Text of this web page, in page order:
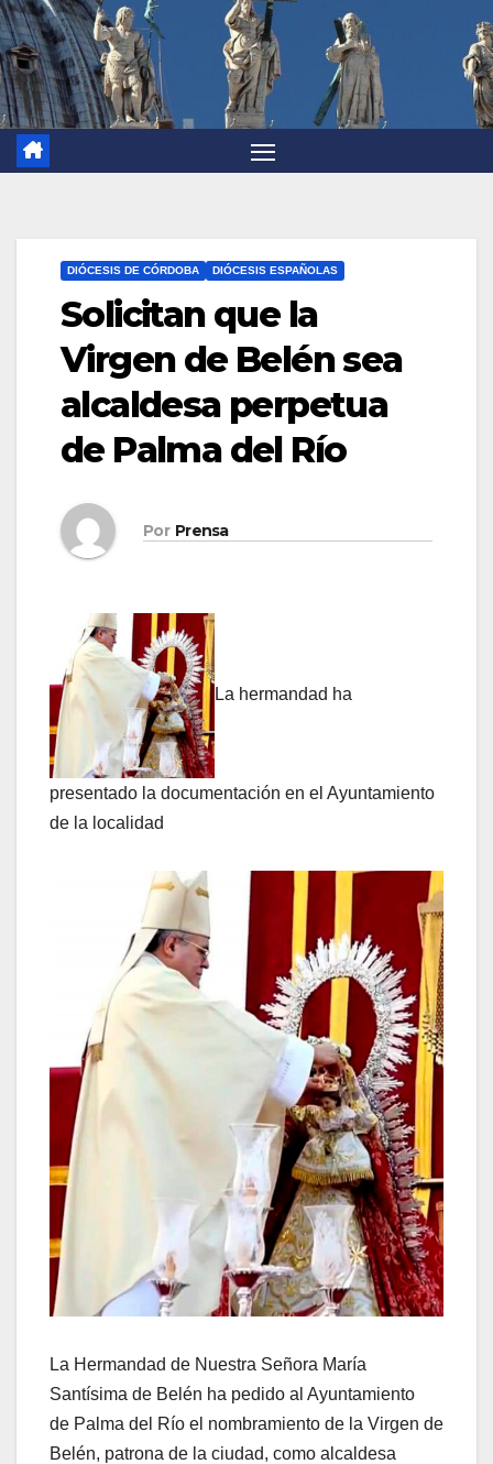
DIÓCESIS DE CÓRDOBA DIÓCESIS ESPAÑOLAS
Solicitan que la
Virgen de Belén sea
alcaldesa perpetua
de Palma del Río
Por Prensa
La hermandad ha
presentado la documentación en el Ayuntamiento
de la localidad
La Hermandad de Nuestra Señora María
Santísima de Belén ha pedido al Ayuntamiento
de Palma del Río el nombramiento de la Virgen de
Belén, patrona de la ciudad, como alcaldesa